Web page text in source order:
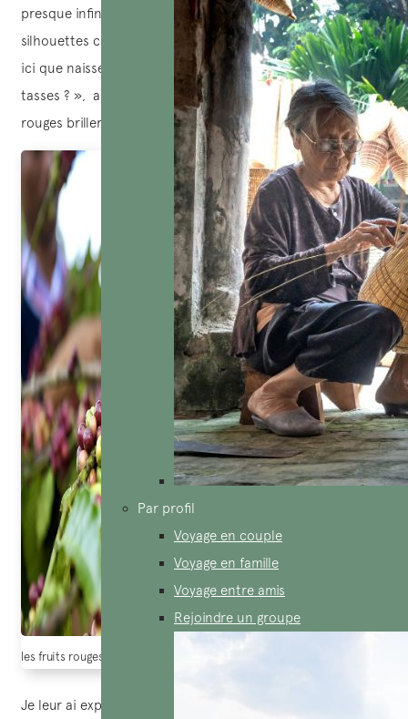
Par profil
Voyage en couple
Voyage en famille
Voyage entre amis
Rejoindre un groupe
presque infini, parsemé de petites maisons sur pilotis et de
silhouettes courbées sous le soleil du matin. « C’est donc
ici que naissent les grains que l’on retrouve dans nos
tasses ? », a demandé Claire, en observant les fruits
rouges briller sous la lumière.
les fruits rouges de café vietnam (Le journal Dan toc & Phat trien)
Je leur ai expliqué que c’est oui et le Vietnam est